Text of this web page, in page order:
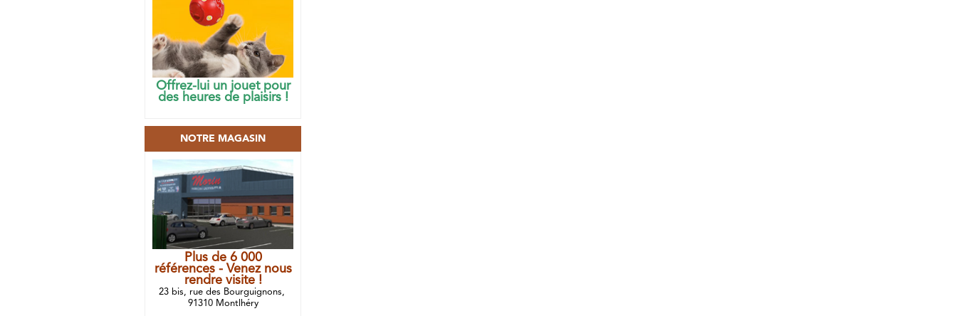
Offrez-lui un jouet pour
des heures de plaisirs !
NOTRE MAGASIN
Plus de 6 000
références - Venez nous
rendre visite !
23 bis, rue des Bourguignons,
91310 Montlhéry